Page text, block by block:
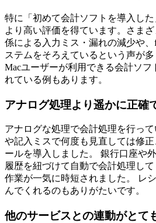
特に「初めて会計ソフトを導入し
より高い評価を得ています。さま
係による入力ミス・漏れの減少や
ステムをそろえているという声が多
Macユーザーが利用できる会計ソフ
れている例もあります。
アナログ処理より遥かに正確
アナログな処理で会計処理を行っ
や記入ミスで何度も見直しては修
ールを導入しました。 銀行口座や
履歴を紐づけて自動で会計処理し
作業が一気に時短されました。 レ
んでくれるのもありがたいです。
他のサービスとの連動がとて